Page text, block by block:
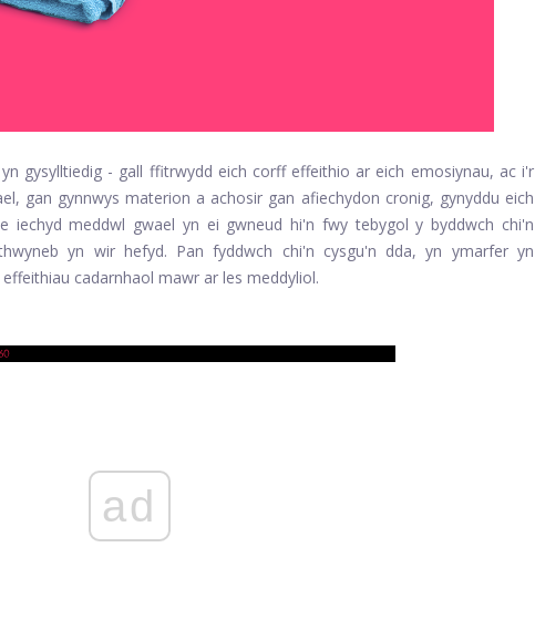
gysylltiedig - gall ffitrwydd eich corff effeithio ar eich emosiynau, ac i'r
gan gynnwys materion a achosir gan afiechydon cronig, gynyddu eich
iechyd meddwl gwael yn ei gwneud hi'n fwy tebygol y byddwch chi'n
yn wir hefyd. Pan fyddwch chi'n cysgu'n dda, yn ymarfer yn
cadarnhaol mawr ar les meddyliol.
ad